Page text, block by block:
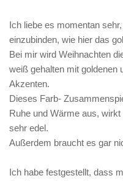
Ich liebe es momentan
einzubinden, wie hier das
Bei mir wird Weihnachten
weiß gehalten mit goldenen
Akzenten.
Dieses Farb-
Ruhe und Wärme aus,
sehr edel.
Außerdem braucht es gar
Ich habe festgestellt, dass